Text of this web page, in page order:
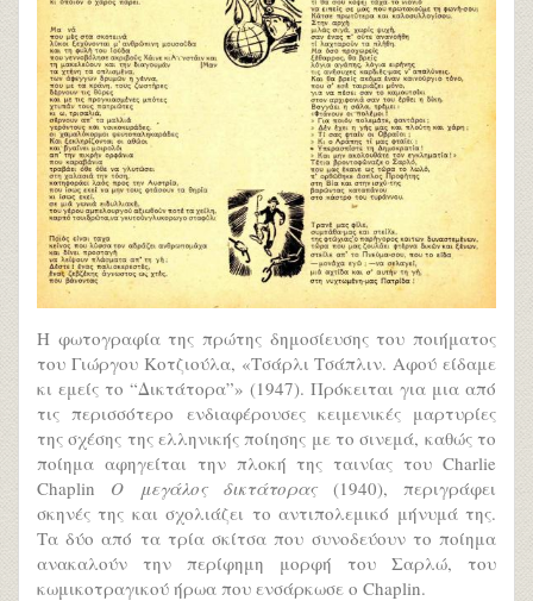
Η φωτογραφία της πρώτης δημοσίευσης του ποιήματος
του Γιώργου Κοτζιούλα, «Τσάρλι Τσάπλιν. Αφού είδαμε
κι εμείς το “Δικτάτορα”» (1947). Πρόκειται για μια από
τις περισσότερο ενδιαφέρουσες κειμενικές μαρτυρίες
της σχέσης της ελληνικής ποίησης με το σινεμά, καθώς το
ποίημα αφηγείται την πλοκή της ταινίας του Charlie
Chaplin Ο μεγάλος δικτάτορας(1940), περιγράφει
σκηνές της και σχολιάζει το αντιπολεμικό μήνυμά της.
Τα δύο από τα τρία σκίτσα που συνοδεύουν το ποίημα
ανακαλούν την περίφημη μορφή του Σαρλώ, του
κωμικοτραγικού ήρωα που ενσάρκωσε ο Chaplin.